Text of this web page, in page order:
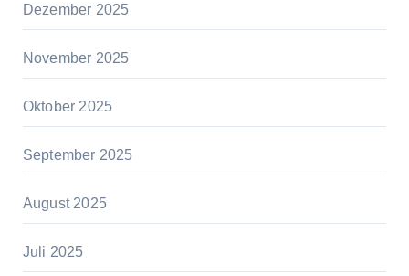
Dezember 2025
November 2025
Oktober 2025
September 2025
August 2025
Juli 2025